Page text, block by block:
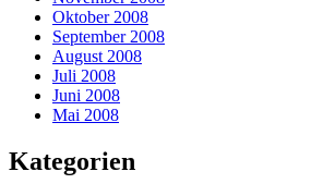
Oktober 2008
September 2008
August 2008
Juli 2008
Juni 2008
Mai 2008
Kategorien